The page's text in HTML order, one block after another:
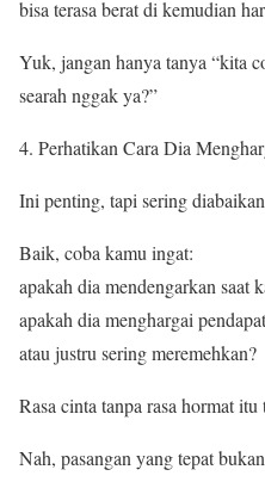
bisa terasa berat di kemudian
Yuk, jangan hanya tanya “kita
searah nggak ya?”
Perhatikan Cara Dia
Ini penting, tapi sering
Baik, coba kamu ingat:
apakah dia mendengarkan saat
apakah dia menghargai
atau justru sering meremehkan?
Rasa cinta tanpa rasa hormat
Nah, pasangan yang tepat